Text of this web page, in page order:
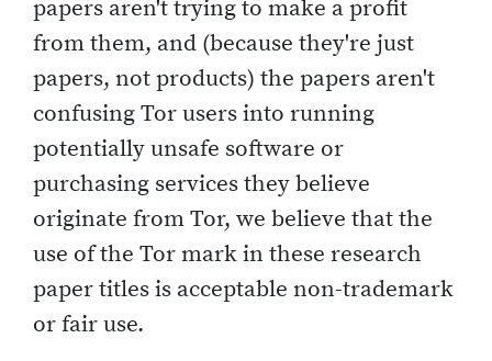
papers aren't trying to make a profit
from them, and (because they're just
papers, not products) the papers aren't
confusing Tor users into running
potentially unsafe software or
purchasing services they believe
originate from Tor, we believe that the
use of the Tor mark in these research
paper titles is acceptable non-trademark
or fair use.